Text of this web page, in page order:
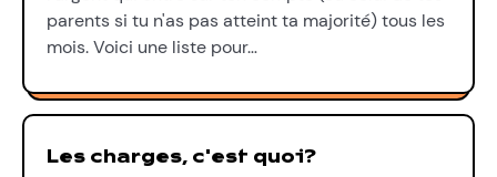
parents si tu n'as pas atteint ta majorité) tous les
mois. Voici une liste pour…
Les charges, c'est quoi?